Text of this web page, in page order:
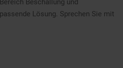
Beschallung und
Lösung. Sprechen Sie mit